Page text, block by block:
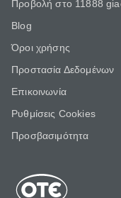
Προβολή στο 11888
Blog
Όροι χρήσης
Προστασία Δεδομένων
Επικοινωνία
Ρυθμίσεις Cookies
Προσβασιμότητα